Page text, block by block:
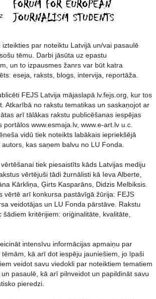
izteikties par noteiktu Latvijā un/vai pasaulē
tēmu. Darbi jāsūta uz epastu
un to izpausmes žanrs var būt katra
eseja, raksts, blogs, intervija, reportāža.
FEJS Latvija mājaslapā lv.fejs.org, kur tos
Atkarībā no rakstu tematikas un saskaņojot ar
arī tālākas rakstu publicēšanas iespējas
www.esmaja.lv, www.e-art.lv u.c.
vidū tiek noteikts labākais iepriekšējā
kas saņem balvu no LU Fonda.
tiek piesaistīts kāds Latvijas mediju
vērtējuši tādi žurnālisti kā Ieva Alberte,
Kārkliņa, Ģirts Kasparāns, Didzis Melbiksis.
vērtē arī konkursa pastāvīgā žūrija: FEJS
veidotājas un LU Fonda pārstāve. Rakstu
kritērijiem: oriģinalitāte, kvalitāte,
intensīvu informācijas apmaiņu par
kā arī dot iespēju jauniešiem, jo īpaši
veidot savu viedokli par noteiktiem tematiem
pasaulē, kā arī pilnveidot un papildināt savu
pieredzi.